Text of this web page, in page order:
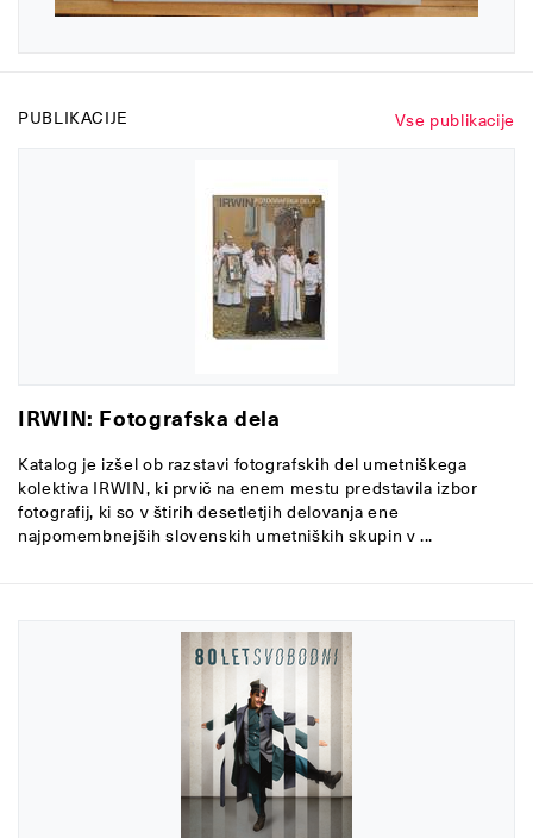
Vse publikacije
PUBLIKACIJE
IRWIN: Fotografska dela
Katalog je izšel ob razstavi fotografskih del umetniškega
kolektiva IRWIN, ki prvič na enem mestu predstavila izbor
fotografij, ki so v štirih desetletjih delovanja ene
najpomembnejših slovenskih umetniških skupin v ...